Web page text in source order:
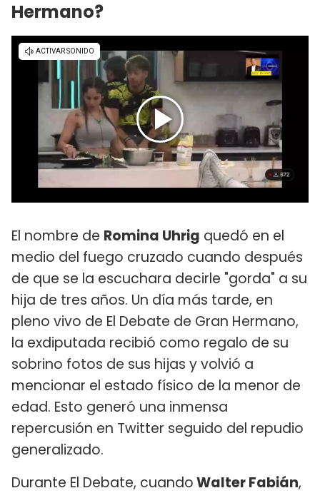
Hermano?
El nombre de Romina Uhrig quedó en el
medio del fuego cruzado cuando después
de que se la escuchara decirle "gorda" a su
hija de tres años. Un día más tarde, en
pleno vivo de El Debate de Gran Hermano,
la exdiputada recibió como regalo de su
sobrino fotos de sus hijas y volvió a
mencionar el estado físico de la menor de
edad. Esto generó una inmensa
repercusión en Twitter seguido del repudio
generalizado.
Durante El Debate, cuandoWalter Fabián,